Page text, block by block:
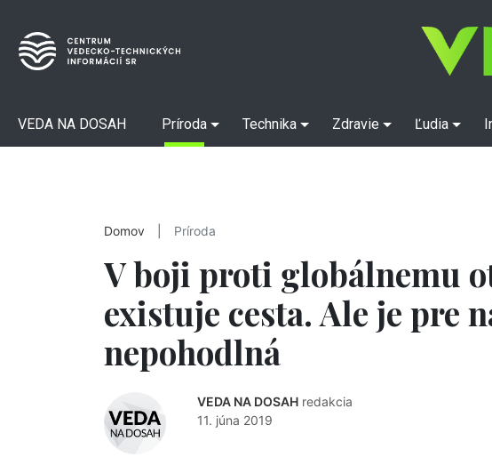
VEDA NA DOSAH Príroda Technika Zdravie Ľudia
Domov Príroda
V boji proti globálnemu
existuje cesta. Ale je pre
nepohodlná
VEDA NA DOSAH redakcia
11. júna 2019